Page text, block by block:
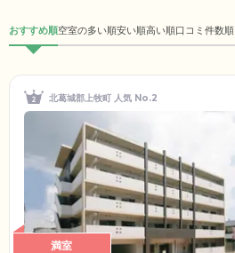
おすすめ順空室の多い順安い順高い順口コミ件数順
北葛城郡上牧町 人気 No.2
満室